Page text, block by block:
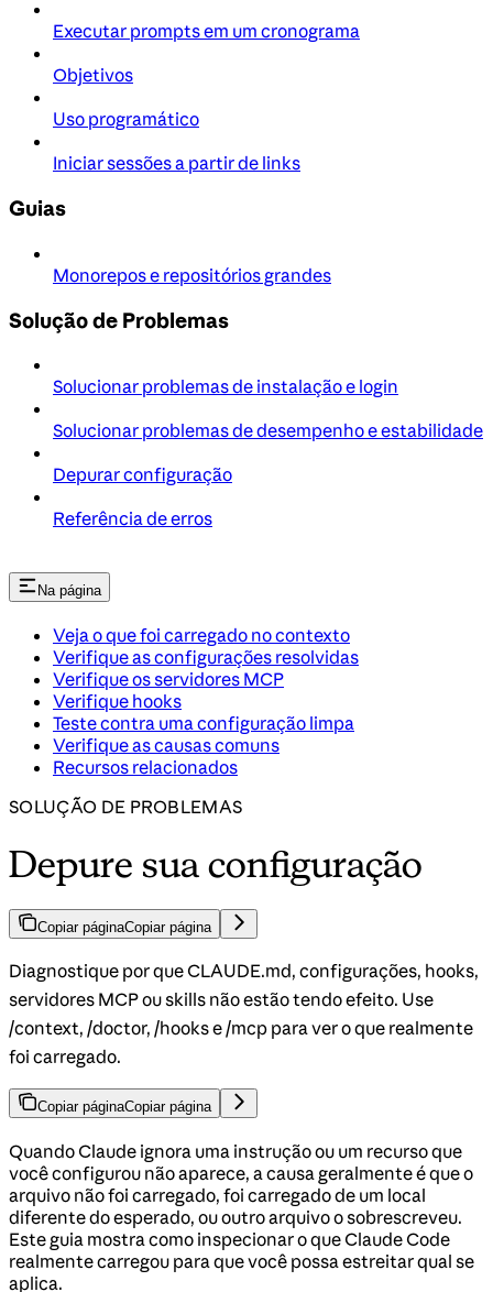
Executar prompts em um cronograma
Objetivos
Uso programático
Iniciar sessões a partir de links
Guias
Monorepos e repositórios grandes
Solução de Problemas
Solucionar problemas de instalação e login
Solucionar problemas de desempenho e estabilidade
Depurar configuração
Referência de erros
Na página
Veja o que foi carregado no contexto
Verifique as configurações resolvidas
Verifique os servidores MCP
Verifique hooks
Teste contra uma configuração limpa
Verifique as causas comuns
Recursos relacionados
SOLUÇÃO DE PROBLEMAS
Depure sua configuração
Copiar páginaCopiar página
Diagnostique por que CLAUDE.md, configurações, hooks,
servidores MCP ou skills não estão tendo efeito. Use
/context, /doctor, /hooks e /mcp para ver o que realmente
foi carregado.
Copiar páginaCopiar página
Quando Claude ignora uma instrução ou um recurso que
você configurou não aparece, a causa geralmente é que o
arquivo não foi carregado, foi carregado de um local
diferente do esperado, ou outro arquivo o sobrescreveu.
Este guia mostra como inspecionar o que Claude Code
realmente carregou para que você possa estreitar qual se
aplica.